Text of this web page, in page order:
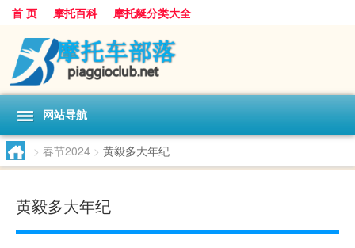
首 页 摩托百科 摩托艇分类大全
网站导航
> 春节2024 > 黄毅多大年纪
黄毅多大年纪